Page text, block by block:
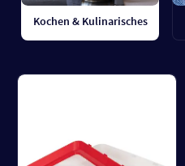
Kochen & Kulinarisches